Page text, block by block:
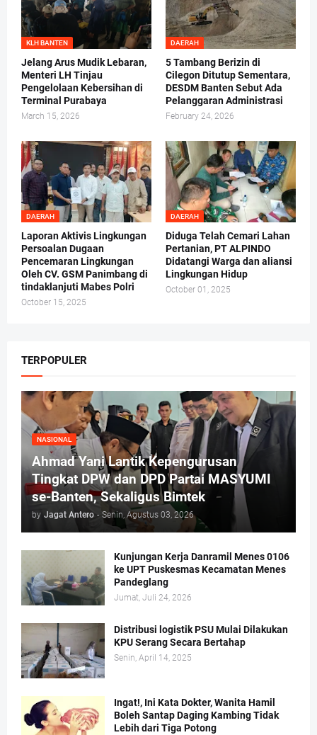
KLH BANTEN
Jelang Arus Mudik Lebaran,
Menteri LH Tinjau
Pengelolaan Kebersihan di
Terminal Purabaya
March 15, 2026
DAERAH
5 Tambang Berizin di
Cilegon Ditutup Sementara,
DESDM Banten Sebut Ada
Pelanggaran Administrasi
February 24, 2026
DAERAH
Laporan Aktivis Lingkungan
Persoalan Dugaan
Pencemaran Lingkungan
Oleh CV. GSM Panimbang di
tindaklanjuti Mabes Polri
October 15, 2025
DAERAH
Diduga Telah Cemari Lahan
Pertanian, PT ALPINDO
Didatangi Warga dan aliansi
Lingkungan Hidup
October 01, 2025
TERPOPULER
NASIONAL
Ahmad Yani Lantik Kepengurusan
Tingkat DPW dan DPD Partai MASYUMI
se-Banten, Sekaligus Bimtek
by Jagat Antero - Senin, Agustus 03, 2026
Kunjungan Kerja Danramil Menes 0106
ke UPT Puskesmas Kecamatan Menes
Pandeglang
Jumat, Juli 24, 2026
Distribusi logistik PSU Mulai Dilakukan
KPU Serang Secara Bertahap
Senin, April 14, 2025
Ingat!, Ini Kata Dokter, Wanita Hamil
Boleh Santap Daging Kambing Tidak
Lebih dari Tiga Potong